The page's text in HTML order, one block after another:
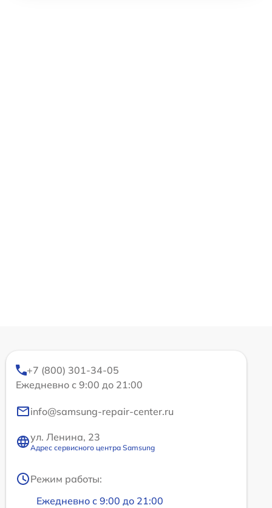
+7 (800) 301-34-05
Ежедневно с 9:00 до 21:00
info@samsung-repair-center.ru
ул. Ленина, 23
Адрес сервисного центра Samsung
Режим работы:
Ежедневно с 9:00 до 21:00